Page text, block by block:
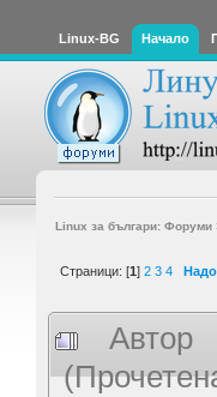
Linux-BG Начало
Linux за българи: Форуми
Страници: [1] 2 3 4
Автор